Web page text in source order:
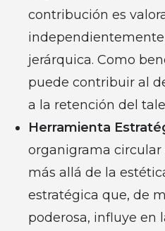
contribución es
jerárquica. Como
puede contribuir al
a la retención del
Herramienta
organigrama circular
más allá de la
estratégica que, de
poderosa, influye en